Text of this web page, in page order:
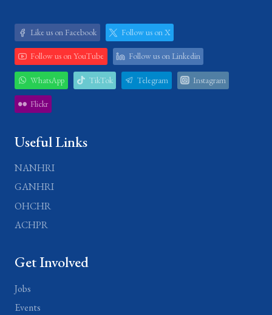
Like us on Facebook Follow us on X
Follow us on YouTube Follow us on Linkedin
WhatsApp TikTok Telegram Instagram
Flickr
Useful Links
NANHRI
GANHRI
OHCHR
ACHPR
Get Involved
Jobs
Events